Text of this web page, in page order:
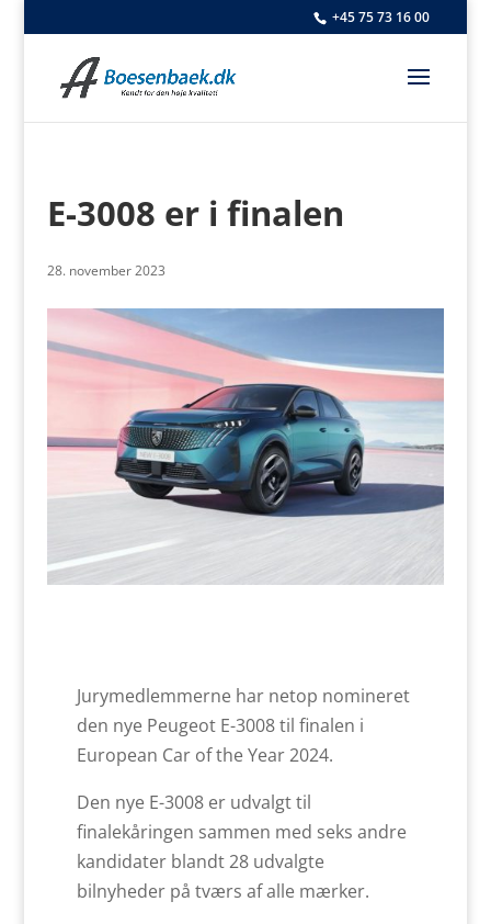
+45 75 73 16 00
E-3008 er i finalen
28. november 2023
Jurymedlemmerne har netop nomineret
den nye Peugeot E-3008 til finalen i
European Car of the Year 2024.
Den nye E-3008 er udvalgt til
finalekåringen sammen med seks andre
kandidater blandt 28 udvalgte
bilnyheder på tværs af alle mærker.